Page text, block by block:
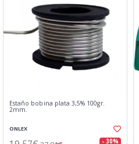
Estaño bobina plata 3,5% 100gr.
2mm.
ONLEX
- 30%